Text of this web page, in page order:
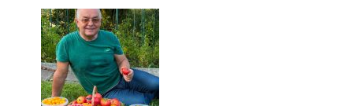
nu poate oferi această satisfacție”